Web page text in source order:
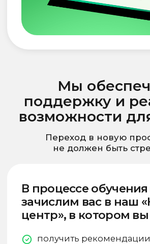
Обучение проходит
«Графический дизайнер:
вход в профессию»